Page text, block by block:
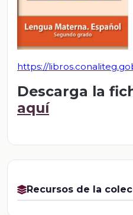
https://
Descarga la
aquí
Recursos de la